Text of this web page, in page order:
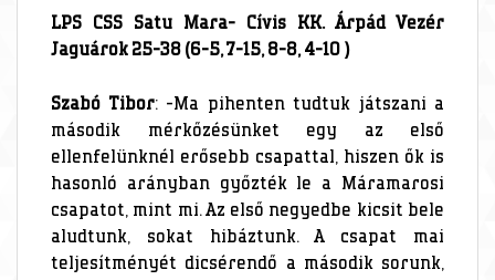
LPS CSS Satu Mara- Cívis KK. Árpád Vezér
Jaguárok 25-38 (6-5, 7-15, 8-8, 4-10 )
Szabó Tibor: -Ma pihenten tudtuk játszani a
második mérkőzésünket egy az első
ellenfelünknél erősebb csapattal, hiszen ők is
hasonló arányban győzték le a Máramarosi
csapatot, mint mi. Az első negyedbe kicsit bele
aludtunk, sokat hibáztunk. A csapat mai
teljesítményét dicsérendő a második sorunk,